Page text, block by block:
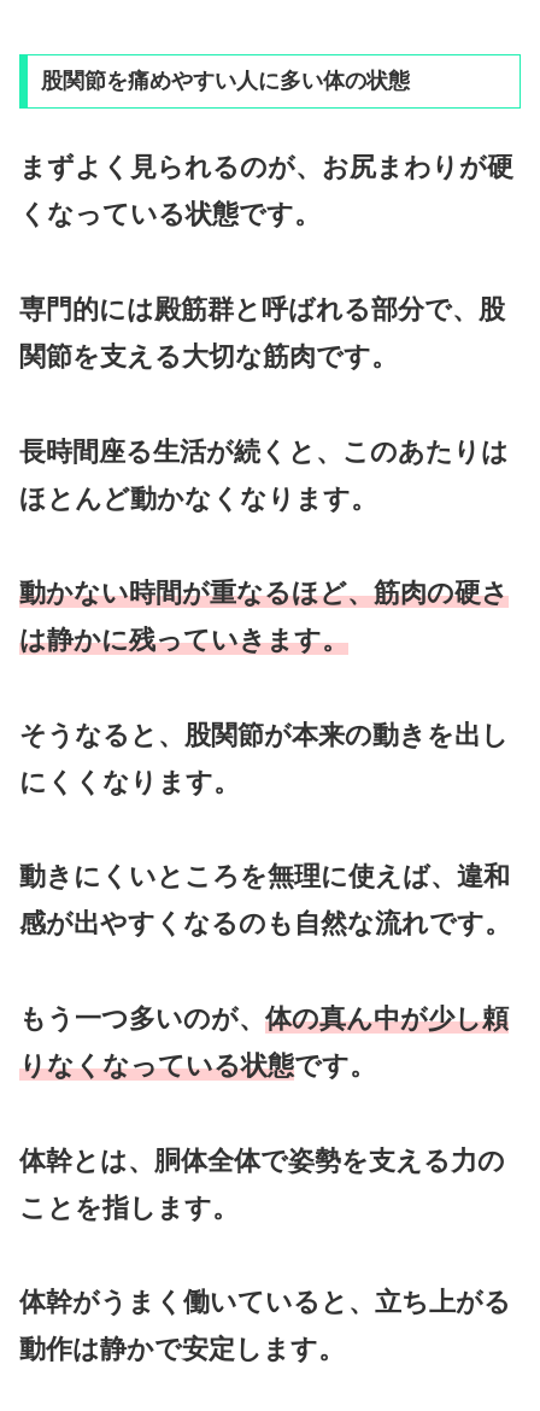
股関節を痛めやすい人に多い体の状態
まずよく見られるのが、お尻まわりが硬
くなっている状態です。
専門的には殿筋群と呼ばれる部分で、股
関節を支える大切な筋肉です。
長時間座る生活が続くと、このあたりは
ほとんど動かなくなります。
動かない時間が重なるほど、筋肉の硬さ
は静かに残っていきます。
そうなると、股関節が本来の動きを出し
にくくなります。
動きにくいところを無理に使えば、違和
感が出やすくなるのも自然な流れです。
もう一つ多いのが、 体の真ん中が少し頼
りなくなっている状態です。
体幹とは、胴体全体で姿勢を支える力の
ことを指します。
体幹がうまく働いていると、立ち上がる
動作は静かで安定します。